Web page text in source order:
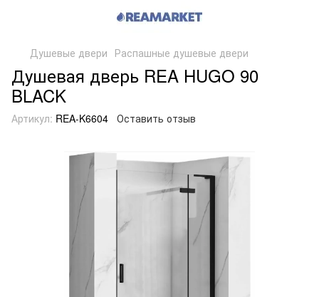
Душевые двери Распашные душевые двери
Душевая дверь REA HUGO 90
BLACK
Артикул: REA-K6604 Оставить отзыв